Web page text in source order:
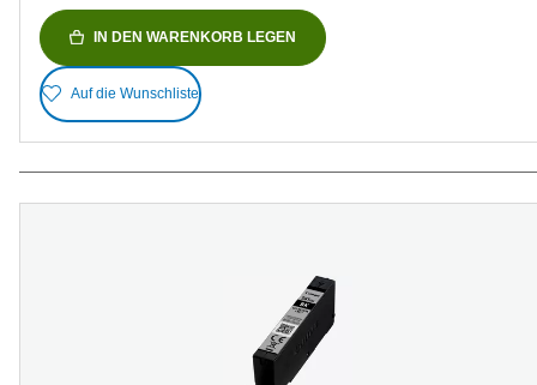
IN DEN WARENKORB LEGEN
Auf die Wunschliste